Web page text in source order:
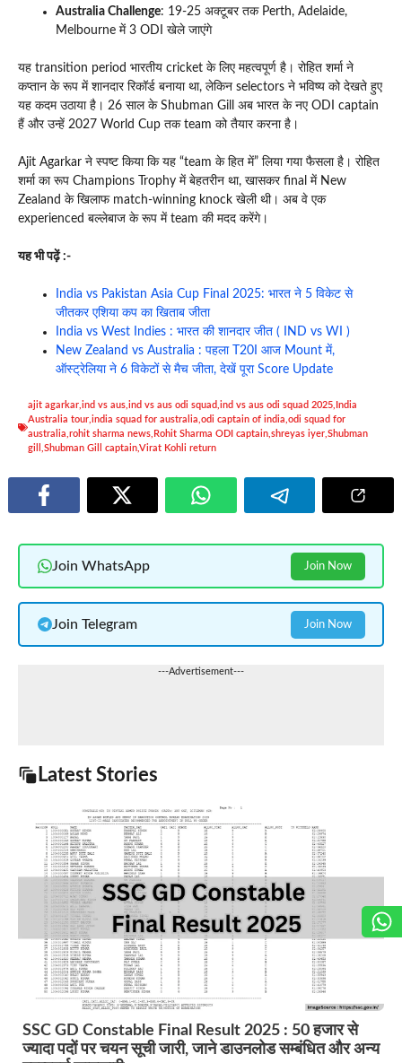
Australia Challenge: 19-25 अक्टूबर तक Perth, Adelaide,
Melbourne में 3 ODI खेले जाएंगे
यह transition period भारतीय cricket के लिए महत्वपूर्ण है। रोहित शर्मा ने
कप्तान के रूप में शानदार रिकॉर्ड बनाया था, लेकिन selectors ने भविष्य को देखते हुए
यह कदम उठाया है। 26 साल के Shubman Gill अब भारत के नए ODI captain
हैं और उन्हें 2027 World Cup तक team को तैयार करना है।
Ajit Agarkar ने स्पष्ट किया कि यह “team के हित में” लिया गया फैसला है। रोहित
शर्मा का रूप Champions Trophy में बेहतरीन था, खासकर final में New
Zealand के खिलाफ match-winning knock खेली थी। अब वे एक
experienced बल्लेबाज के रूप में team की मदद करेंगे।
यह भी पढ़ें :-
India vs Pakistan Asia Cup Final 2025: भारत ने 5 विकेट से
जीतकर एशिया कप का खिताब जीता
India vs West Indies : भारत की शानदार जीत ( IND vs WI )
New Zealand vs Australia : पहला T20I आज Mount में,
ऑस्ट्रेलिया ने 6 विकेटों से मैच जीता, देखें पूरा Score Update
ajit agarkar ind vs aus ind vs aus odi squad ind vs aus odi squad 2025 India
Australia tour india squad for australia odi captain of india odi squad for
australia rohit sharma news Rohit Sharma ODI captain shreyas iyer Shubman
gill
Shubman Gill captainVirat Kohli return
Join WhatsApp Join Now
Join Telegram Join Now
---Advertisement---
Latest Stories
SSC GD Constable Final Result 2025 : 50 हजार से
ज्यादा पदों पर चयन सूची जारी, जाने डाउनलोड सम्बंधित और अन्य